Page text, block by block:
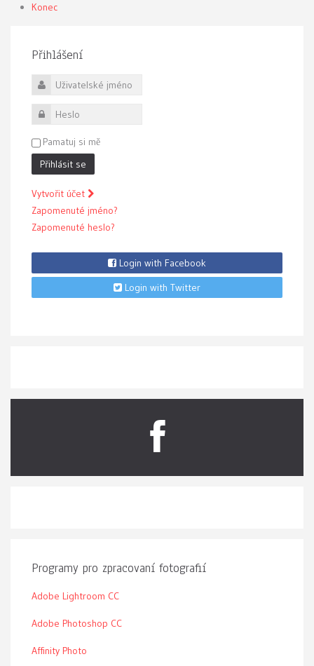
Konec
Přihlášení
Uživatelské jméno
Heslo
Pamatuj si mě
Přihlásit se
Vytvořit účet
Zapomenuté jméno?
Zapomenuté heslo?
Login with Facebook
Login with Twitter
Programy pro zpracovaní fotografií
Adobe Lightroom CC
Adobe Photoshop CC
Affinity Photo